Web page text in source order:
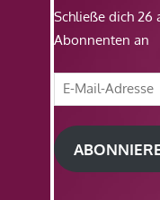
Schließe dich 26
Abonnenten an
E-
Mail-
Adresse